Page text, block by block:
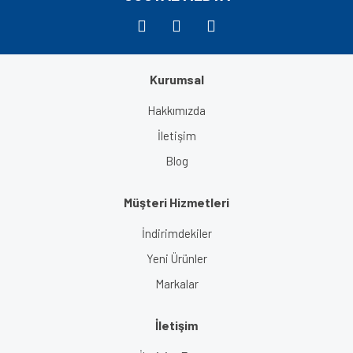
Kurumsal
Hakkımızda
İletişim
Blog
Müşteri Hizmetleri
İndirimdekiler
Yeni Ürünler
Markalar
İletişim